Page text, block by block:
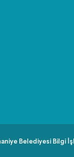
Belediyesi Bilgi